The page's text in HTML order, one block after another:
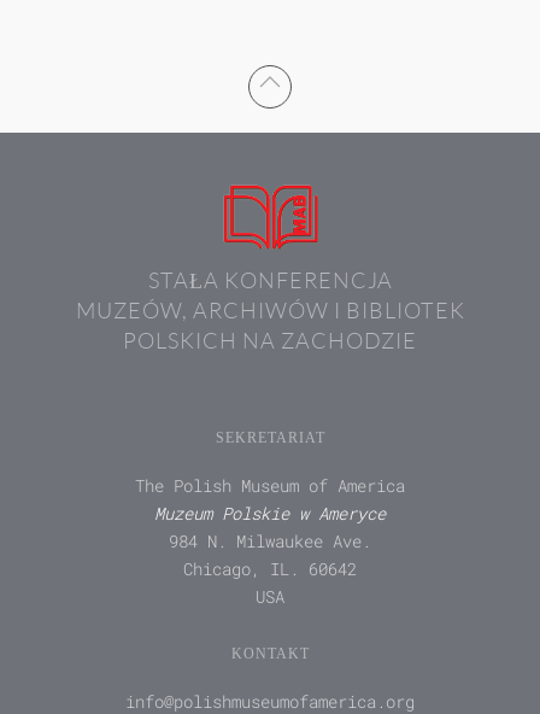
STAŁA KONFERENCJA
MUZEÓW, ARCHIWÓW I BIBLIOTEK
POLSKICH NA ZACHODZIE
SEKRETARIAT
The Polish Museum of America
Muzeum Polskie w Ameryce
984 N. Milwaukee Ave.
Chicago, IL. 60642
USA
KONTAKT
info@polishmuseumofamerica.org